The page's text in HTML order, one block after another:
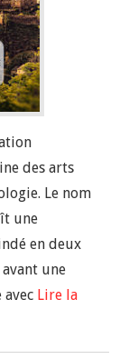
des arts
Le nom
une
en deux
une
Lire la